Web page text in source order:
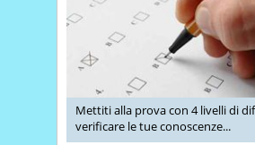
Mettiti alla prova con 4 livelli di
verificare le tue conoscenze...